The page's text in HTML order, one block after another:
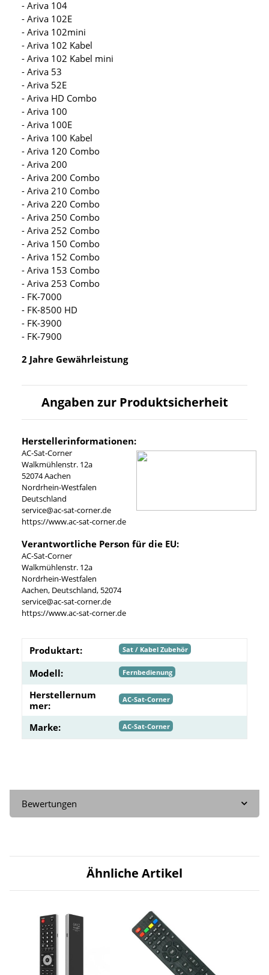
- Ariva 104
- Ariva 102E
- Ariva 102mini
- Ariva 102 Kabel
- Ariva 102 Kabel mini
- Ariva 53
- Ariva 52E
- Ariva HD Combo
- Ariva 100
- Ariva 100E
- Ariva 100 Kabel
- Ariva 120 Combo
- Ariva 200
- Ariva 200 Combo
- Ariva 210 Combo
- Ariva 220 Combo
- Ariva 250 Combo
- Ariva 252 Combo
- Ariva 150 Combo
- Ariva 152 Combo
- Ariva 153 Combo
- Ariva 253 Combo
- FK-7000
- FK-8500 HD
- FK-3900
- FK-7900
2 Jahre Gewährleistung
Angaben zur Produktsicherheit
Herstellerinformationen:
AC-Sat-Corner
Walkmühlenstr. 12a
52074 Aachen
Nordrhein-Westfalen
Deutschland
service@ac-sat-corner.de
https://www.ac-sat-corner.de
Verantwortliche Person für die EU:
AC-Sat-Corner
Walkmühlenstr. 12a
Nordrhein-Westfalen
Aachen, Deutschland, 52074
service@ac-sat-corner.de
https://www.ac-sat-corner.de
Produktart: Sat / Kabel Zubehör
Modell: Fernbedienung
Herstellernum
mer:
AC-Sat-Corner
Marke: AC-Sat-Corner
Bewertungen
Ähnliche Artikel